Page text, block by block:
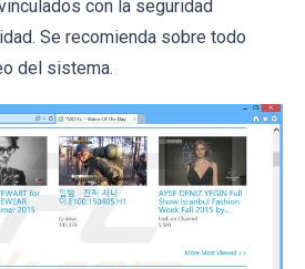
con la seguridad
Se recomienda sobre todo
del sistema.